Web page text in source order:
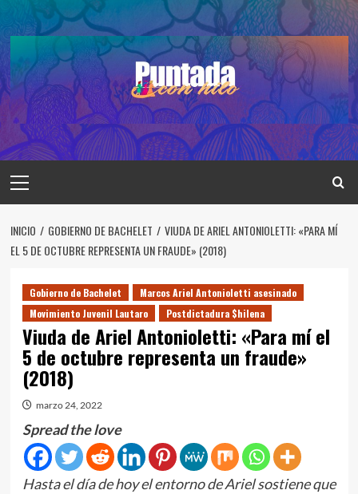
al
contenido
principal
INICIO GOBIERNO DE BACHELET
VIUDA DE ARIEL ANTONIOLETTI: «PARA MÍ
EL 5 DE OCTUBRE REPRESENTA UN FRAUDE» (2018)
Gobierno de Bachelet
Marcos Ariel Antonioletti asesinado
Movimiento Juvenil Lautaro
Postdictadura $hilena
Viuda de Ariel Antonioletti: «Para mí el
5 de octubre representa un fraude»
(2018)
marzo 24, 2022
Spread the love
Hasta el día de hoy el entorno de Ariel sostiene que